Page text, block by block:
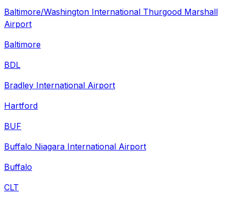
Baltimore/Washington International Thurgood Marshall
Airport
Baltimore
BDL
Bradley International Airport
Hartford
BUF
Buffalo Niagara International Airport
Buffalo
CLT